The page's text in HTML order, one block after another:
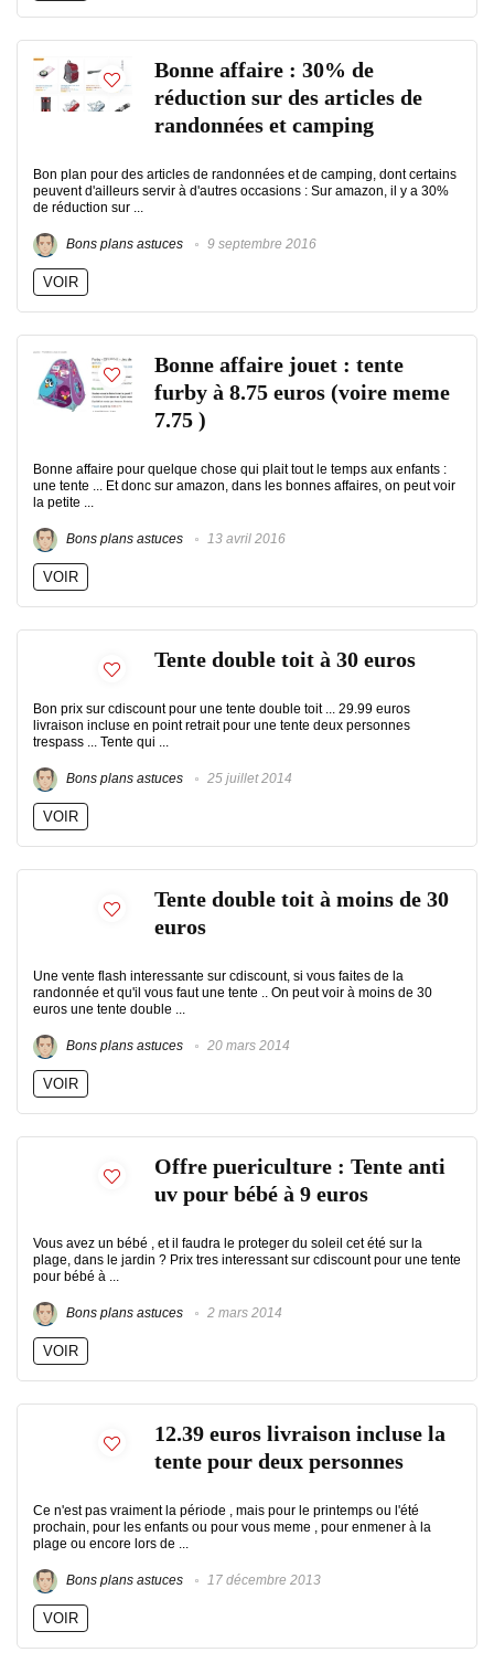
Bonne affaire : 30% de
réduction sur des articles de
randonnées et camping
Bon plan pour des articles de randonnées et de camping, dont certains
peuvent d'ailleurs servir à d'autres occasions : Sur amazon, il y a 30%
de réduction sur ...
Bons plans astuces 9 septembre 2016
VOIR
Bonne affaire jouet : tente
furby à 8.75 euros (voire meme
7.75 )
Bonne affaire pour quelque chose qui plait tout le temps aux enfants :
une tente ... Et donc sur amazon, dans les bonnes affaires, on peut voir
la petite ...
Bons plans astuces 13 avril 2016
VOIR
Tente double toit à 30 euros
Bon prix sur cdiscount pour une tente double toit ... 29.99 euros
livraison incluse en point retrait pour une tente deux personnes
trespass ... Tente qui ...
Bons plans astuces 25 juillet 2014
VOIR
Tente double toit à moins de 30
euros
Une vente flash interessante sur cdiscount, si vous faites de la
randonnée et qu'il vous faut une tente .. On peut voir à moins de 30
euros une tente double ...
Bons plans astuces 20 mars 2014
VOIR
Offre puericulture : Tente anti
uv pour bébé à 9 euros
Vous avez un bébé , et il faudra le proteger du soleil cet été sur la
plage, dans le jardin ? Prix tres interessant sur cdiscount pour une tente
pour bébé à ...
Bons plans astuces 2 mars 2014
VOIR
12.39 euros livraison incluse la
tente pour deux personnes
Ce n'est pas vraiment la période , mais pour le printemps ou l'été
prochain, pour les enfants ou pour vous meme , pour enmener à la
plage ou encore lors de ...
Bons plans astuces 17 décembre 2013
VOIR